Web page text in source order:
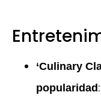
‘Culinary
popularidad